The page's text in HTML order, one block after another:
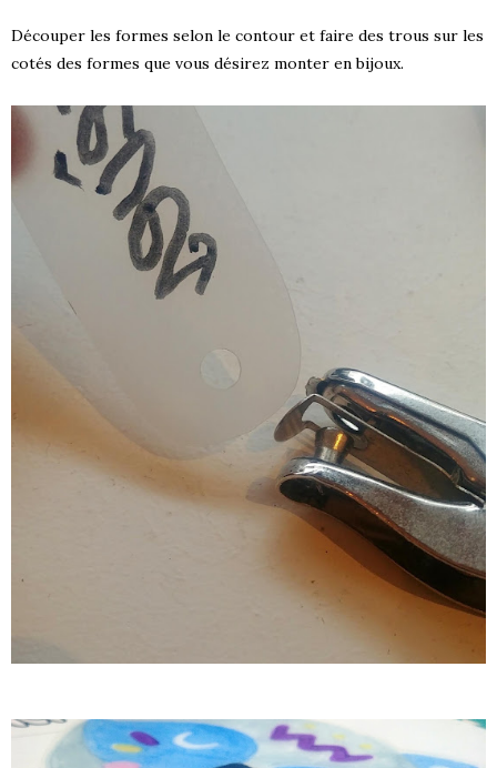
Découper les formes selon le contour et faire des trous sur les
cotés des formes que vous désirez monter en bijoux.